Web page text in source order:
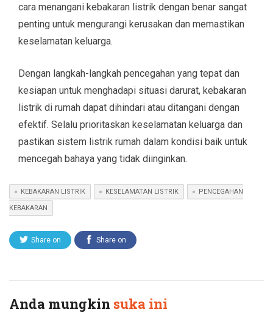
cara menangani kebakaran listrik dengan benar sangat
penting untuk mengurangi kerusakan dan memastikan
keselamatan keluarga.
Dengan langkah-langkah pencegahan yang tepat dan
kesiapan untuk menghadapi situasi darurat, kebakaran
listrik di rumah dapat dihindari atau ditangani dengan
efektif. Selalu prioritaskan keselamatan keluarga dan
pastikan sistem listrik rumah dalam kondisi baik untuk
mencegah bahaya yang tidak diinginkan.
KEBAKARAN LISTRIK KESELAMATAN LISTRIK PENCEGAHAN
KEBAKARAN
Share on Share on
Anda mungkin suka ini